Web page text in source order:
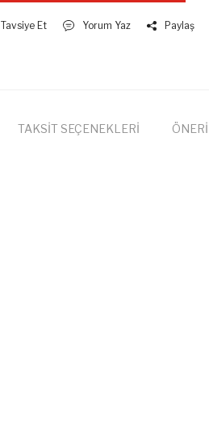
Tavsiye Et Yorum Yaz Paylaş
TAKSİT SEÇENEKLERİ